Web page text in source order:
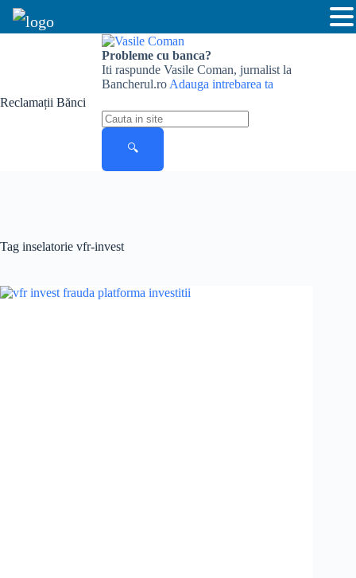
Reclamații Bănci
Probleme cu banca?
Iti raspunde Vasile Coman, jurnalist la
Bancherul.ro Adauga intrebarea ta
Cauta
in
🔍
Tag inselatorie vfr-invest